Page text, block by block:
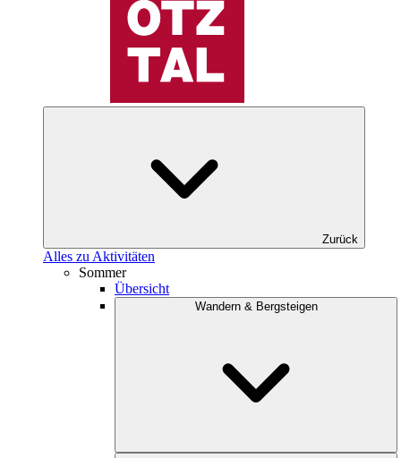
Zurück
Alles zu Aktivitäten
Sommer
Übersicht
Wandern & Bergsteigen